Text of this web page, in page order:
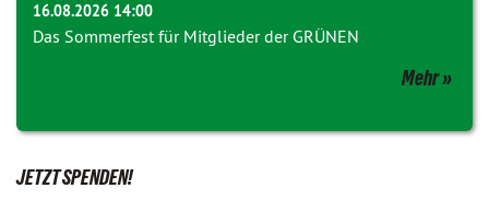
16.08.2026 14:00
Das Sommerfest für Mitglieder der GRÜNEN
Mehr
JETZT SPENDEN!